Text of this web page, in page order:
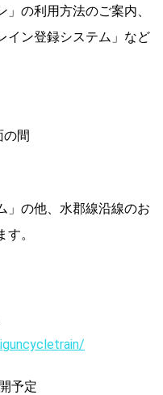
の利用方法のご案内、
イン登録システム」など
の間
」の他、水郡線沿線のお
。
予定